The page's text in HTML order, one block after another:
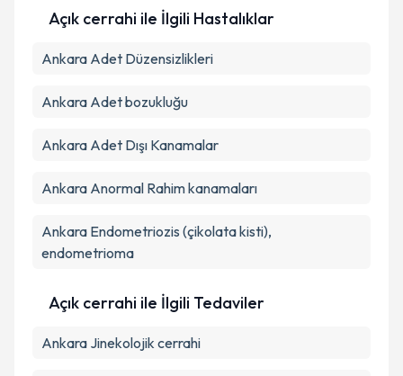
Açık cerrahi ile İlgili Hastalıklar
Ankara Adet Düzensizlikleri
Ankara Adet bozukluğu
Ankara Adet Dışı Kanamalar
Ankara Anormal Rahim kanamaları
Ankara Endometriozis (çikolata kisti),
endometrioma
Açık cerrahi ile İlgili Tedaviler
Ankara Jinekolojik cerrahi